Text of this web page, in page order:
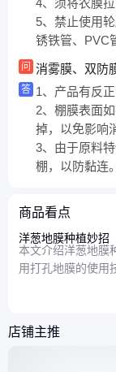
4、须将农膜
5、禁止使用
锈铁管、PVC
问 消雾膜、双防
答 1、产品有反
2、棚膜表面
掉，以免影响
3、由于原料
棚，以防黏连。
商品看点
洋葱地膜种植妙招
本文介绍洋葱地膜
用打孔地膜的使用
店铺主推